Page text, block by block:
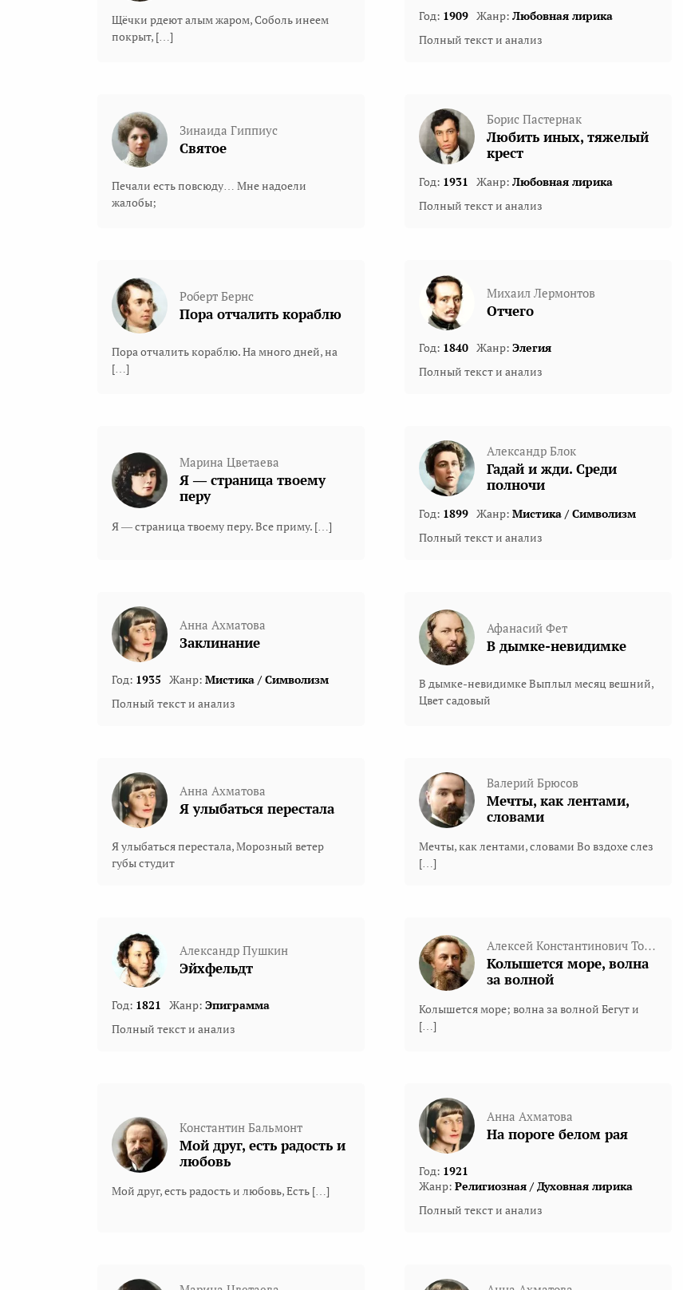
Щёчки рдеют алым жаром, Соболь инеем
покрыт, […]
Год: 1909 Жанр: Любовная лирика
Полный текст и анализ
Зинаида Гиппиус
Святое
Печали есть повсюду… Мне надоели
жалобы;
Борис Пастернак
Любить иных, тяжелый
крест
Год: 1931 Жанр: Любовная лирика
Полный текст и анализ
Роберт Бернс
Пора отчалить кораблю
Пора отчалить кораблю. На много дней, на
[…]
Михаил Лермонтов
Отчего
Год: 1840 Жанр: Элегия
Полный текст и анализ
Марина Цветаева
Я — страница твоему
перу
Я — страница твоему перу. Все приму. […]
Александр Блок
Гадай и жди. Среди
полночи
Год: 1899 Жанр: Мистика / Символизм
Полный текст и анализ
Анна Ахматова
Заклинание
Год: 1935 Жанр: Мистика / Символизм
Полный текст и анализ
Афанасий Фет
В дымке-невидимке
В дымке-невидимке Выплыл месяц вешний,
Цвет садовый
Анна Ахматова
Я улыбаться перестала
Я улыбаться перестала, Морозный ветер
губы студит
Валерий Брюсов
Мечты, как лентами,
словами
Мечты, как лентами, словами Во вздохе слез
[…]
Александр Пушкин
Эйхфельдт
Год: 1821 Жанр: Эпиграмма
Полный текст и анализ
Алексей Константинович Толстой
Колышется море, волна
за волной
Колышется море; волна за волной Бегут и
[…]
Константин Бальмонт
Мой друг, есть радость и
любовь
Мой друг, есть радость и любовь, Есть […]
Анна Ахматова
На пороге белом рая
Год: 1921
Жанр: Религиозная / Духовная лирика
Полный текст и анализ